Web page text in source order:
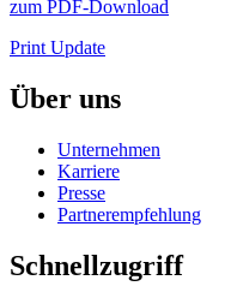
zum PDF-Download
Print Update
Über uns
Unternehmen
Karriere
Presse
Partnerempfehlung
Schnellzugriff